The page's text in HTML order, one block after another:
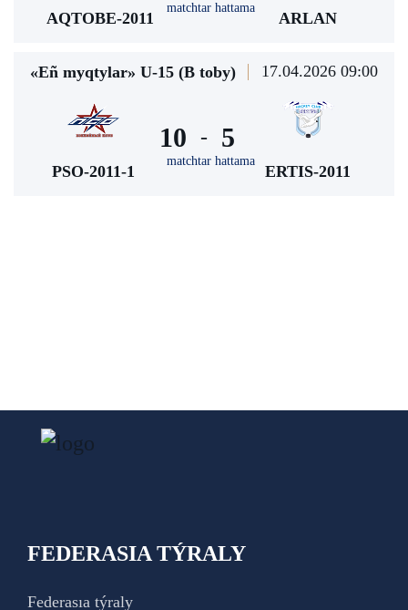
AQTOBE-2011
matchtar hattama
ARLAN
«Eñ myqtylar» U-15 (В toby) 17.04.2026 09:00
PSO-2011-1
10 -
matchtar hattama
5
ERTIS-2011
FEDERASIA TÝRALY
Federasıa týraly